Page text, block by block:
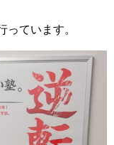
っています。